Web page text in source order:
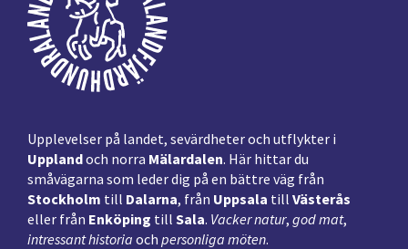
Upplevelser på landet, sevärdheter och utflykter i
Upplandoch norra Mälardalen. Här hittar du
småvägarna som leder dig på en bättre väg från
Stockholm till Dalarna, från Uppsala till Västerås
eller från Enköping till Sala. Vacker natur, god mat,
intressant historia och personliga möten.